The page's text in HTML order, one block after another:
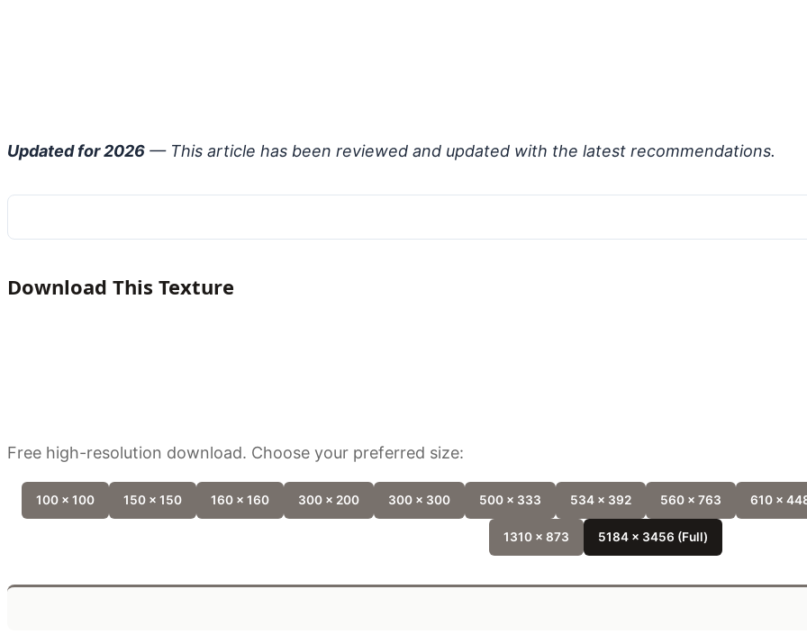
Updated for 2026 — This article has been reviewed and updated with the latest recommendations.
Download This Texture
Free high-resolution download. Choose your preferred size:
100 x 100 150 x 150 160 x 160 300 x 200 300 x 300 500 x 333 534 x 392 560 x 763 610 x
1310 x 873 5184 x 3456 (Full)